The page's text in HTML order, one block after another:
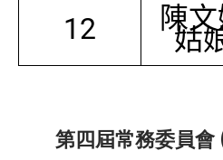
12 陳
姑
第四屆常務委員